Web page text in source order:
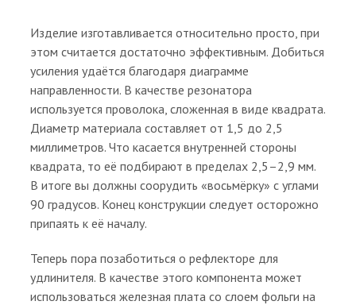
Изделие изготавливается относительно просто, при
этом считается достаточно эффективным. Добиться
усиления удаётся благодаря диаграмме
направленности. В качестве резонатора
используется проволока, сложенная в виде квадрата.
Диаметр материала составляет от 1,5 до 2,5
миллиметров. Что касается внутренней стороны
квадрата, то её подбирают в пределах 2,5–2,9 мм.
В итоге вы должны соорудить «восьмёрку» с углами
90 градусов. Конец конструкции следует осторожно
припаять к её началу.
Теперь пора позаботиться о рефлекторе для
удлинителя. В качестве этого компонента может
использоваться железная плата со слоем фольги на